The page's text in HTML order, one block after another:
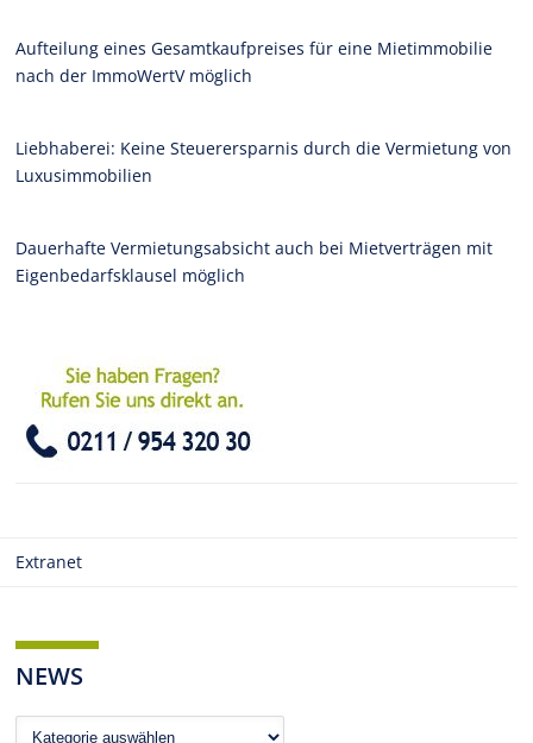
Aufteilung eines Gesamtkaufpreises für eine Mietimmobilie
nach der ImmoWertV möglich
Liebhaberei: Keine Steuerersparnis durch die Vermietung von
Luxusimmobilien
Dauerhafte Vermietungsabsicht auch bei Mietverträgen mit
Eigenbedarfsklausel möglich
Extranet
NEWS
News